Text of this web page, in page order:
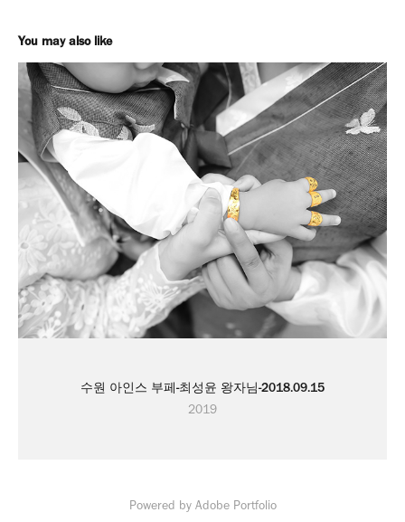
You may also like
수원 아인스 부페-최성윤 왕자님-2018.09.15
2019
Powered by Adobe Portfolio